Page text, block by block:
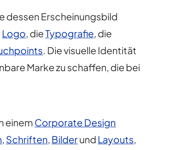
dessen Erscheinungsbild
Logo, dieTypografie, die
. Die visuelle Identität
Marke zu schaffen, die bei
einem Corporate Design
, Schriften, Bilderund Layouts,